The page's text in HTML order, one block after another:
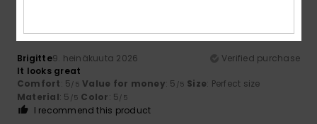
Brigitte9. heinäkuuta 2026
Verified purchase
It looks great
Comfort: 5/5 Value for money: 5 /5 Size: Perfect size
Material: 5 /5 Color: 5/5
I recommend this product